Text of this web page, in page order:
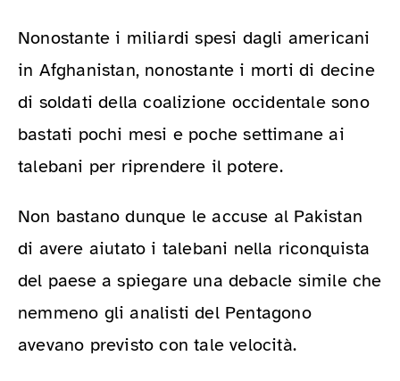
Nonostante i miliardi spesi dagli americani
in Afghanistan, nonostante i morti di decine
di soldati della coalizione occidentale sono
bastati pochi mesi e poche settimane ai
talebani per riprendere il potere.
Non bastano dunque le accuse al Pakistan
di avere aiutato i talebani nella riconquista
del paese a spiegare una debacle simile che
nemmeno gli analisti del Pentagono
avevano previsto con tale velocità.